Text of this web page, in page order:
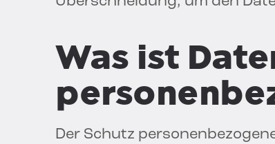
Was ist
Der Schutz